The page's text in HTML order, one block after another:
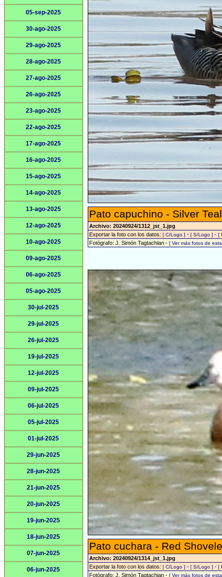
05-sep-2025
30-ago-2025
29-ago-2025
28-ago-2025
27-ago-2025
26-ago-2025
23-ago-2025
22-ago-2025
17-ago-2025
16-ago-2025
15-ago-2025
14-ago-2025
13-ago-2025
12-ago-2025
10-ago-2025
09-ago-2025
06-ago-2025
05-ago-2025
30-jul-2025
29-jul-2025
26-jul-2025
19-jul-2025
12-jul-2025
09-jul-2025
06-jul-2025
05-jul-2025
01-jul-2025
29-jun-2025
28-jun-2025
21-jun-2025
20-jun-2025
19-jun-2025
18-jun-2025
07-jun-2025
06-jun-2025
Pato capuchino - Silver
Archivo: 20240924/1312_jst_1.jpg
Exportar la foto con los datos: [ C/Logo ] - [ S/Logo ] - [
Fotógrafo: J. Simón Tagtachian - [ Ver más fotos de
Pato cuchara - Red
Archivo: 20240924/1314_jst_1.jpg
Exportar la foto con los datos: [ C/Logo ] - [ S/Logo ] - [
Fotógrafo: J. Simón Tagtachian - [ Ver más fotos de